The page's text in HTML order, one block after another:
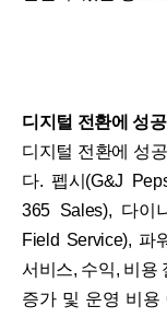
디지털 전환에 성
디지털 전환에 성
다. 펩시(G&J
365 Sales), 다이
Field Service), 파
서비스, 수익, 비용
증가 및 운영 비용